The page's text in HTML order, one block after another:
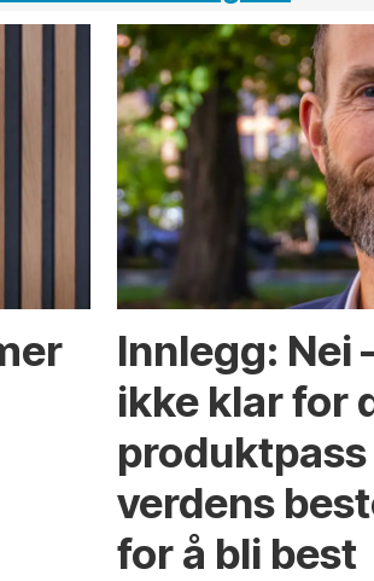
Innlegg: Nei
ikke klar for
verdens
for å bli best